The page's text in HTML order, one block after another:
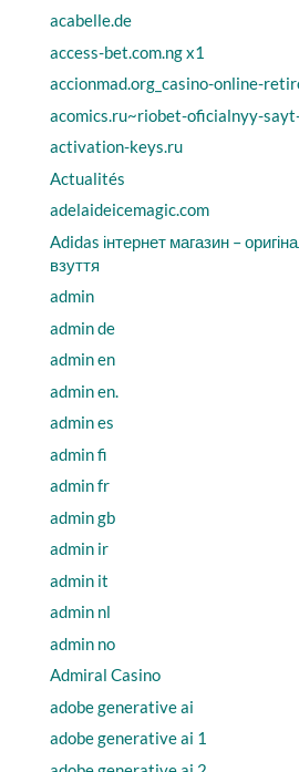
acabelle.de
access-bet.com.ng x1
accionmad.org_casino-online-
acomics.ru~riobet-oficialnyy-
activation-keys.ru
Actualités
adelaideicemagic.com
Adidas інтернет магазин –
взуття
admin
admin de
admin en
admin en.
admin es
admin fi
admin fr
admin gb
admin ir
admin it
admin nl
admin no
Admiral Casino
adobe generative ai
adobe generative ai 1